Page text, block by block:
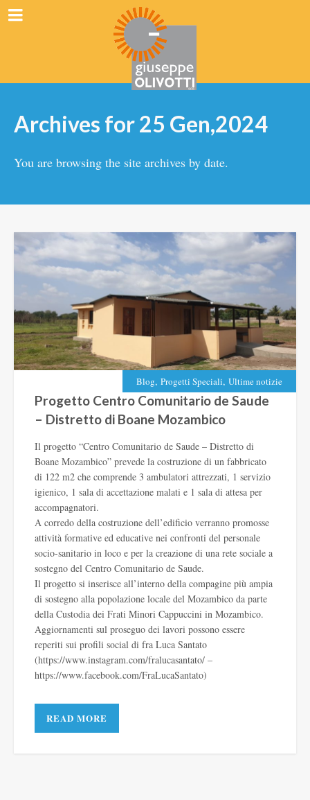
Archives for 25 Gen,2024
You are browsing the site archives by date.
Blog, Progetti Speciali, Ultime notizie
Progetto Centro Comunitario de Saude
– Distretto di Boane Mozambico
Il progetto “Centro Comunitario de Saude – Distretto di
Boane Mozambico” prevede la costruzione di un fabbricato
di 122 m2 che comprende 3 ambulatori attrezzati, 1 servizio
igienico, 1 sala di accettazione malati e 1 sala di attesa per
accompagnatori.
A corredo della costruzione dell’edificio verranno promosse
attività formative ed educative nei confronti del personale
socio-sanitario in loco e per la creazione di una rete sociale a
sostegno del Centro Comunitario de Saude.
Il progetto si inserisce all’interno della compagine più ampia
di sostegno alla popolazione locale del Mozambico da parte
della Custodia dei Frati Minori Cappuccini in Mozambico.
Aggiornamenti sul proseguo dei lavori possono essere
reperiti sui profili social di fra Luca Santato
(https://www.instagram.com/fralucasantato/ –
https://www.facebook.com/FraLucaSantato)
READ MORE